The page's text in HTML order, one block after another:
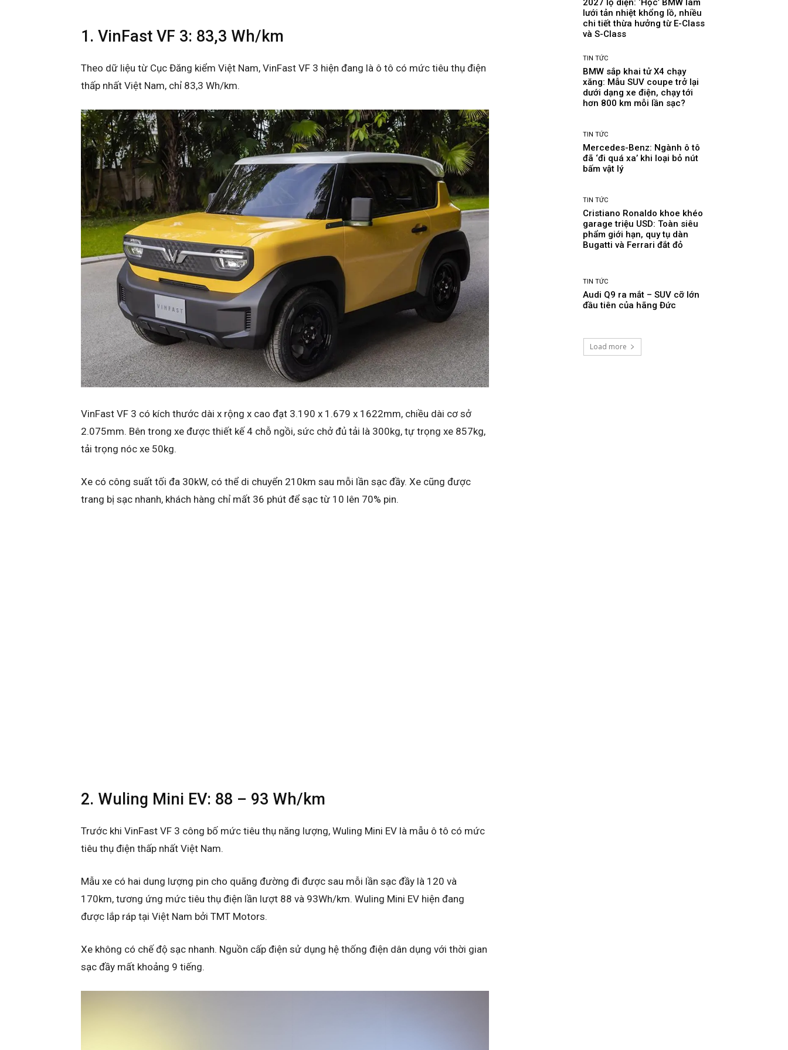
1. VinFast VF 3: 83,3 Wh/km​
Theo dữ liệu từ Cục Đăng kiểm Việt Nam, VinFast VF 3 hiện đang là ô tô có mức tiêu thụ điện
thấp nhất Việt Nam, chỉ 83,3 Wh/km.
VinFast VF 3 có kích thước dài x rộng x cao đạt 3.190 x 1.679 x 1622mm, chiều dài cơ sở
2.075mm. Bên trong xe được thiết kế 4 chỗ ngồi, sức chở đủ tải là 300kg, tự trọng xe 857kg,
tải trọng nóc xe 50kg.
Xe có công suất tối đa 30kW, có thể di chuyển 210km sau mỗi lần sạc đầy. Xe cũng được
trang bị sạc nhanh, khách hàng chỉ mất 36 phút để sạc từ 10 lên 70% pin.
2. Wuling Mini EV: 88 – 93 Wh/km​
Trước khi VinFast VF 3 công bố mức tiêu thụ năng lượng, Wuling Mini EV là mẫu ô tô có mức
tiêu thụ điện thấp nhất Việt Nam.
Mẫu xe có hai dung lượng pin cho quãng đường đi được sau mỗi lần sạc đầy là 120 và
170km, tương ứng mức tiêu thụ điện lần lượt 88 và 93Wh/km. Wuling Mini EV hiện đang
được lắp ráp tại Việt Nam bởi TMT Motors.
Xe không có chế độ sạc nhanh. Nguồn cấp điện sử dụng hệ thống điện dân dụng với thời gian
sạc đầy mất khoảng 9 tiếng.
2027 lộ diện: ‘Học’ BMW làm
lưới tản nhiệt khổng lồ, nhiều
chi tiết thừa hưởng từ E-Class
và S-Class
TIN TỨC
BMW sắp khai tử X4 chạy
xăng: Mẫu SUV coupe trở lại
dưới dạng xe điện, chạy tới
hơn 800 km mỗi lần sạc?
TIN TỨC
Mercedes-Benz: Ngành ô tô
đã ‘đi quá xa’ khi loại bỏ nút
bấm vật lý
TIN TỨC
Cristiano Ronaldo khoe khéo
garage triệu USD: Toàn siêu
phẩm giới hạn, quy tụ dàn
Bugatti và Ferrari đắt đỏ
TIN TỨC
Audi Q9 ra mắt – SUV cỡ lớn
đầu tiên của hãng Đức
Load more